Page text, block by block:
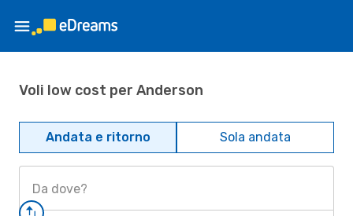
Voli low cost per Anderson
Andata e ritorno Sola andata
Da dove?